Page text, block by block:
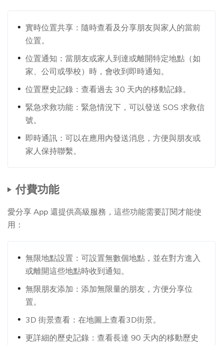
實時位置共享：隨時查看及分享朋友與家人的當前
位置。
位置通知：當朋友或家人到達或離開特定地點（如
家、公司或學校）時，會收到即時通知。
位置歷史記錄：查看過去 30 天內的移動記錄。
緊急求救功能：緊急情況下，可以發送 SOS 求救信
號。
即時通訊：可以在應用內發送消息，方便與朋友或
家人保持聯繫。
付費功能
愛分享 App 還提供高級服務，這些功能需要訂閱才能使
用：
無限地點設置：可設置無數個地點，並在對方進入
或離開這些地點時收到通知。
無限朋友添加：添加無限量的朋友，方便分享位
置。
3D 街景查看：在地圖上查看3D街景。
更詳細的歷史記錄：查看長達 90 天內的移動歷史